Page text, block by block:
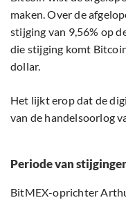
maken. Over de
stijging van 9,56% op
die stijging komt
dollar.
Het lijkt erop dat de
van de handelsoorlog
Periode van
BitMEX-oprichter